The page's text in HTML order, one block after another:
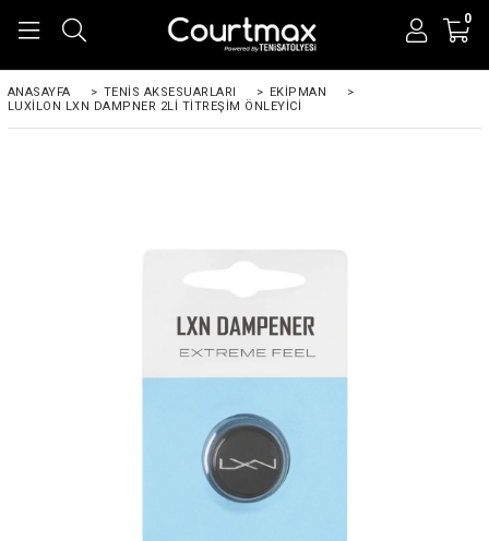
0
ANASAYFA > TENIS AKSESUARLARI > EKIPMAN
>
LUXILON LXN DAMPNER 2LI TITREŞIM ÖNLEYICI